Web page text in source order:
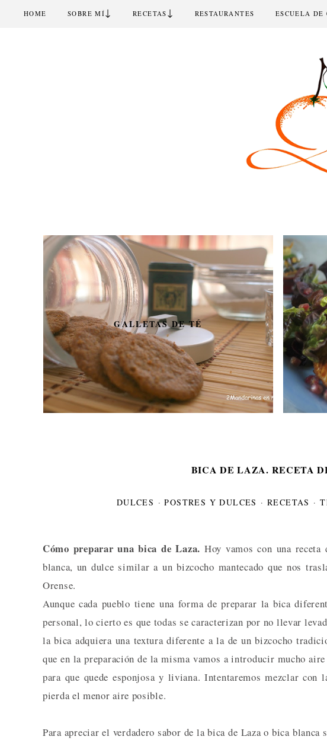
HOME SOBRE MÍ↓ RECETAS ↓ RESTAURANTES ESCUELA DE
GALLETAS DE TÉ
BICA DE LAZA. RECETA
DULCES ·POSTRES Y DULCES ·RECETAS ·
Cómo preparar una bica de Laza. Hoy vamos con una receta
blanca, un dulce similar a un bizcocho mantecado que nos
Orense.
Aunque cada pueblo tiene una forma de preparar la bica
personal, lo cierto es que todas se caracterizan por no llevar
la bica adquiera una textura diferente a la de un bizcocho
que en la preparación de la misma vamos a introducir mucho
para que quede esponjosa y liviana. Intentaremos mezclar con
pierda el menor aire posible.
Para apreciar el verdadero sabor de la bica de Laza o bica